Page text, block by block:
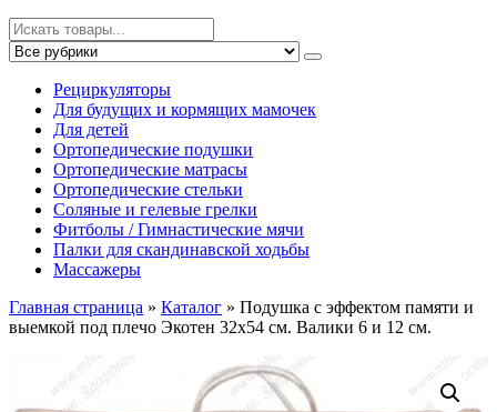
Рециркуляторы
Для будущих и кормящих мамочек
Для детей
Ортопедические подушки
Ортопедические матрасы
Ортопедические стельки
Соляные и гелевые грелки
Фитболы / Гимнастические мячи
Палки для скандинавской ходьбы
Массажеры
Главная страница » Каталог » Подушка с эффектом памяти и
выемкой под плечо Экотен 32х54 см. Валики 6 и 12 см.